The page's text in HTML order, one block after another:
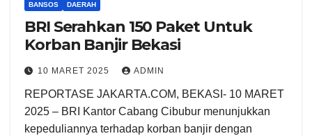
BANSOS DAERAH
BRI Serahkan 150 Paket Untuk
Korban Banjir Bekasi
10 MARET 2025 ADMIN
REPORTASE JAKARTA.COM, BEKASI- 10 MARET
2025 – BRI Kantor Cabang Cibubur menunjukkan
kepeduliannya terhadap korban banjir dengan